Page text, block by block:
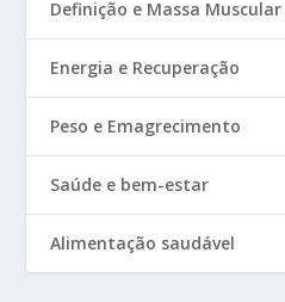
Definição e Massa Muscular
Energia e Recuperação
Peso e Emagrecimento
Saúde e bem-estar
Alimentação saudável